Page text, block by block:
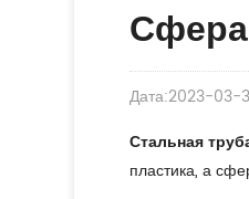
Дата:2023-03-
Стальная
пластика, а